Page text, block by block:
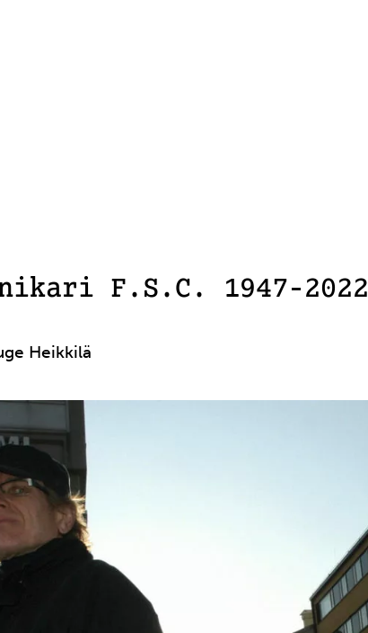
F.S.C. 1947-2022
Heikkilä